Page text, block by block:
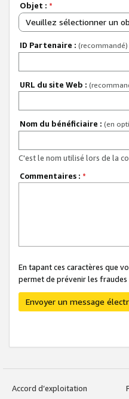
Objet : *
Veuillez sélectionner un
ID Partenaire : (recommandé)
URL du site Web :
Nom du bénéficiaire : (en
C'est le nom utilisé lors de la
Commentaires : *
En tapant ces caractères que
permet de prévenir les fraudes
Envoyer un message
Accord d’exploitation